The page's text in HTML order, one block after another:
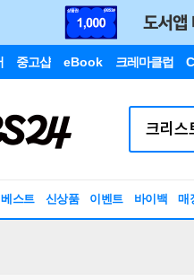
중고샵 eBook 크레마클럽
베스트 신상품 이벤트 바이백 매